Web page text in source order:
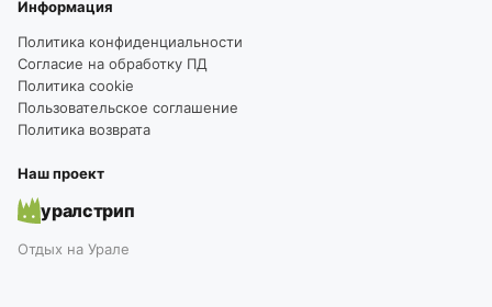
Информация
Политика конфиденциальности
Согласие на обработку ПД
Политика cookie
Пользовательское соглашение
Политика возврата
Наш проект
уралстрип
Отдых на Урале